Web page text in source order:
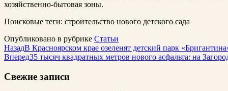
хозяйственно-бытовая зоны.
Поисковые теги: строительство нового детского сада
Опубликовано в рубрике Статьи
НазадВ Красноярском крае озеленят детский парк
Вперед35 тысяч квадратных метров нового асфальта: на
Свежие записи